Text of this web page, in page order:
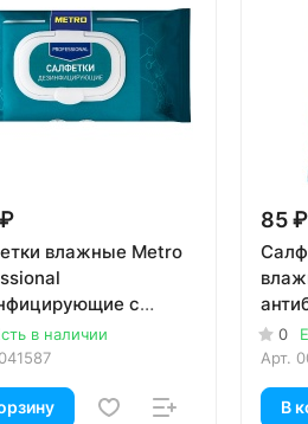
влажные Metro
с
120 шт
в наличии
85 ₽
0
Арт.
В